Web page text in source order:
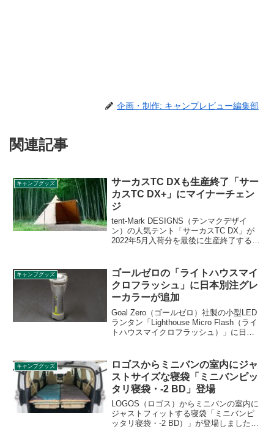
企画・制作: キャンプレビュー編集部
関連記事
キャンプグッズ
サーカスTC DXも生産終了「サー
カスTC DX+」にマイナーチェン
ジ
tent-Mark DESIGNS（テンマクデザイ
ン）の人気テント「サーカスTC DX」が
2022年5月入荷分を最後に生産終了するこ
版「サーカスTC DX+」が登場します。詳
細をレビューします。
キャンプグッズ
ゴールゼロの「ライトハウスマイ
クロフラッシュ」に日本別注グレ
ーカラーが追加
Goal Zero（ゴールゼロ）社製の小型LED
ランタン「Lighthouse Micro Flash（ライ
トハウスマイクロフラッシュ）」に日本
店も限定される予定です。詳細をレビュ
ーします。
キャンプグッズ
ロゴスからミニバンの室内にジャ
ストサイズな寝袋「ミニバンピッ
タリ寝袋・-2 BD」登場
LOGOS（ロゴス）からミニバンの室内に
ジャストフィットする寝袋「ミニバンピ
ッタリ寝袋・-2 BD）」が登場しました。